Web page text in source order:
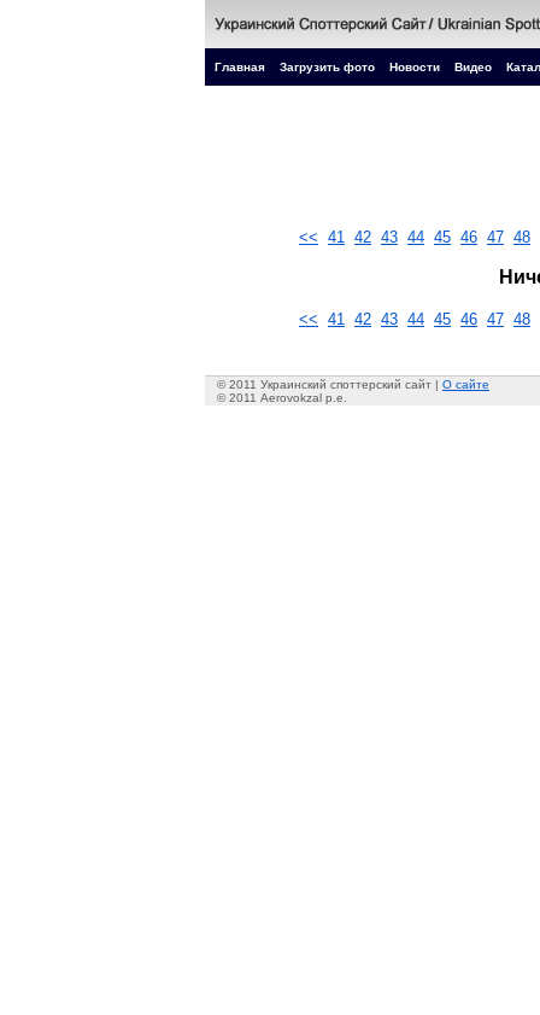
Главная Загрузить фото Новости Видео
<< 41 42 43 44 45 46 47 48
<< 41 42 43 44 45 46 47 48
© 2011 Украинский споттерский сайт | О сайте
© 2011 Aerovokzal p.e.